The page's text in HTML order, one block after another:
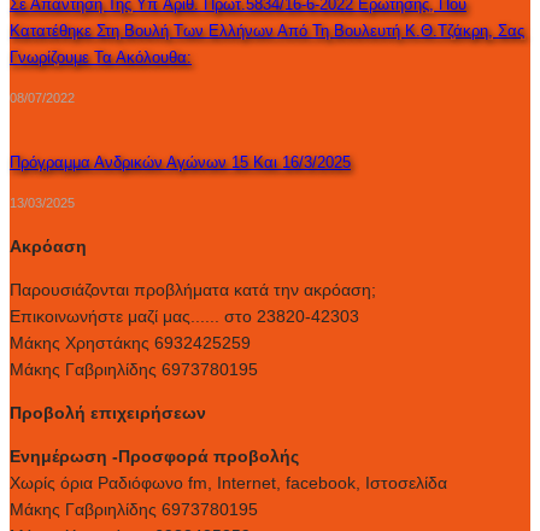
Σε Απάντηση Της Υπ ́αριθ. Πρωτ.5834/16-6-2022 Ερώτησης, Που
Κατατέθηκε Στη Βουλή Των Ελλήνων Από Τη Βουλευτή Κ.Θ.Τζάκρη, Σας
Γνωρίζουμε Τα Ακόλουθα:
08/07/2022
Πρόγραμμα Ανδρικών Αγώνων 15 Και 16/3/2025
13/03/2025
Ακρόαση
Παρουσιάζονται προβλήματα κατά την ακρόαση;
Επικοινωνήστε μαζί μας...... στο 23820-42303
Μάκης Χρηστάκης 6932425259
Μάκης Γαβριηλίδης 6973780195
Προβολή επιχειρήσεων
Ενημέρωση -Προσφορά προβολής
Xωρίς όρια Ραδιόφωνο fm, Internet, facebook, Ιστοσελίδα
Μάκης Γαβριηλίδης 6973780195